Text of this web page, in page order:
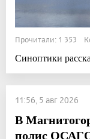
Прочитали: 1 353
Синоптики
11:56, 5 авг 2026
В
полис